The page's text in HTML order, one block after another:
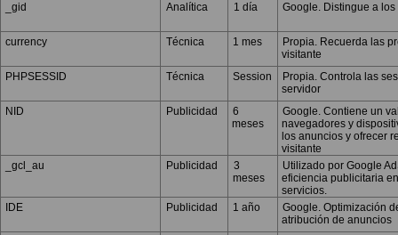
_gid
Analítica 1 día Google. Distingue a
currency Técnica 1 mes
Propia. Recuerda las
visitante
PHPSESSID
Técnica Session
Propia. Controla las
servidor
NID
Publicidad
6
meses
Google. Contiene un
navegadores y
los anuncios y ofrecer
visitante
_gcl_au
Publicidad
3
meses
Utilizado por Google
eficiencia publicitaria
servicios.
IDE
Publicidad 1 año
Google. Optimización
atribución de anuncios